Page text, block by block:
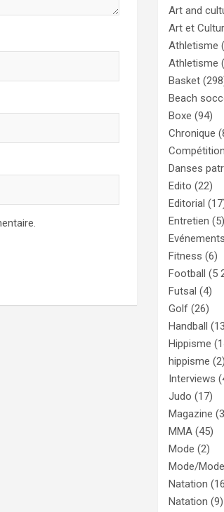
Art and
Art et
Athletisme
Athletisme
Basket
Beach
Boxe (94)
Chronique
Danses
Edito (22)
Editorial
Entretien (5)
Evénements
Fitness (6)
Football (5
Futsal (4)
Golf (26)
Handball
Hippisme
hippisme (2)
Interviews
Judo (17)
Magazine
MMA (45)
Mode (2)
Mode/
Natation
Natation (9)